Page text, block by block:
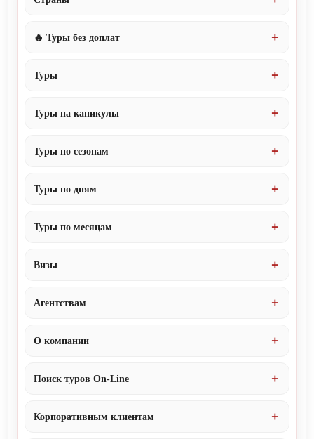
🔥 Туры без доплат
Туры
Туры на каникулы
Туры по сезонам
Туры по дням
Туры по месяцам
Визы
Агентствам
О компании
Поиск туров On-Line
Корпоративным клиентам